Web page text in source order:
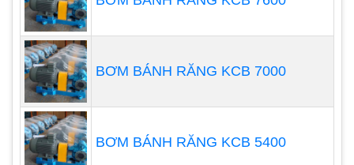
Nhựa PVDF: Chịu được nhiệt độ lên đến 200
độ C, chịu được các loại hóa chất ăn mòn
mạnh như axit sulfuric, axit nitric, axit
clohydric,...
Nhựa PP: Chịu được nhiệt độ lên đến 120 độ
C, chịu được các loại hóa chất ăn mòn vừa và
nhẹ như axit axetic, axit citric,...
BƠM BÁNH RĂNG KCB 7000
BƠM BÁNH RĂNG KCB 5400